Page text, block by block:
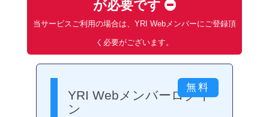
が必要です
当サービスご利用の場合は、YRI Webメンバーにご登録頂
く必要がございます。
YRI Webメンバーログイ
ン